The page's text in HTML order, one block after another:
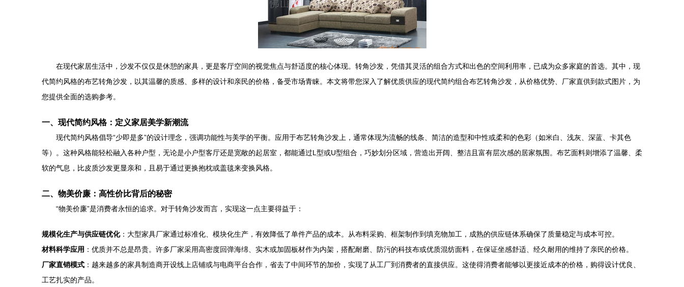
在现代家居生活中，沙发不仅仅是休憩的家具，更是客厅空间的视觉焦点与舒适度的核心体现。转角沙发，凭借其灵活的组合方式和出色的空间利用率，已成为众多家庭的首选。其中，现
代简约风格的布艺转角沙发，以其温馨的质感、多样的设计和亲民的价格，备受市场青睐。本文将带您深入了解优质供应的现代简约组合布艺转角沙发，从价格优势、厂家直供到款式图片，为
您提供全面的选购参考。
一、现代简约风格：定义家居美学新潮流
现代简约风格倡导“少即是多”的设计理念，强调功能性与美学的平衡。应用于布艺转角沙发上，通常体现为流畅的线条、简洁的造型和中性或柔和的色彩（如米白、浅灰、深蓝、卡其色
等）。这种风格能轻松融入各种户型，无论是小户型客厅还是宽敞的起居室，都能通过L型或U型组合，巧妙划分区域，营造出开阔、整洁且富有层次感的居家氛围。布艺面料则增添了温馨、柔
软的气息，比皮质沙发更显亲和，且易于通过更换抱枕或盖毯来变换风格。
二、物美价廉：高性价比背后的秘密
“物美价廉”是消费者永恒的追求。对于转角沙发而言，实现这一点主要得益于：
规模化生产与供应链优化：大型家具厂家通过标准化、模块化生产，有效降低了单件产品的成本。从布料采购、框架制作到填充物加工，成熟的供应链体系确保了质量稳定与成本可控。
材料科学应用 ：优质并不总是昂贵。许多厂家采用高密度回弹海绵、实木或加固板材作为内架，搭配耐磨、防污的科技布或优质混纺面料，在保证坐感舒适、经久耐用的维持了亲民的价格。
厂家直销模式 ：越来越多的家具制造商开设线上店铺或与电商平台合作，省去了中间环节的加价，实现了从工厂到消费者的直接供应。这使得消费者能够以更接近成本的价格，购得设计优良、
工艺扎实的产品。